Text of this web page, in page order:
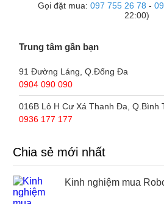
Gọi đặt mua: 097 755 26 78 -
22:00)
Trung tâm gần bạn
91 Đường Láng, Q.Đống Đa
0904 090 090
016B Lô H Cư Xá Thanh Đa, Q.Bình
0936 177 177
Chia sẻ mới nhất
Kinh nghiệm mua